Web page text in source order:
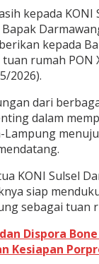
kepada KONI
kepada
rumah PON
2026).
dari
dalam
KONI Sulsel
siap
sebagai tuan
dan Dispora
Kesiapan